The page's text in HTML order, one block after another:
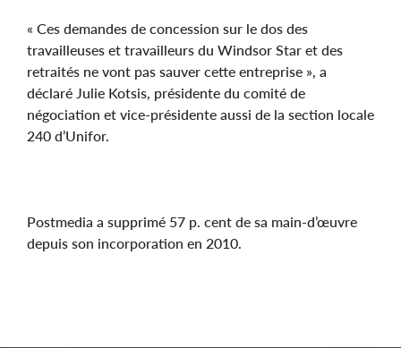
« Ces demandes de concession sur le dos des
travailleuses et travailleurs du Windsor Star et des
retraités ne vont pas sauver cette entreprise », a
déclaré Julie Kotsis, présidente du comité de
négociation et vice-présidente aussi de la section locale
240 d’Unifor.
Postmedia a supprimé 57 p. cent de sa main-d’œuvre
depuis son incorporation en 2010.